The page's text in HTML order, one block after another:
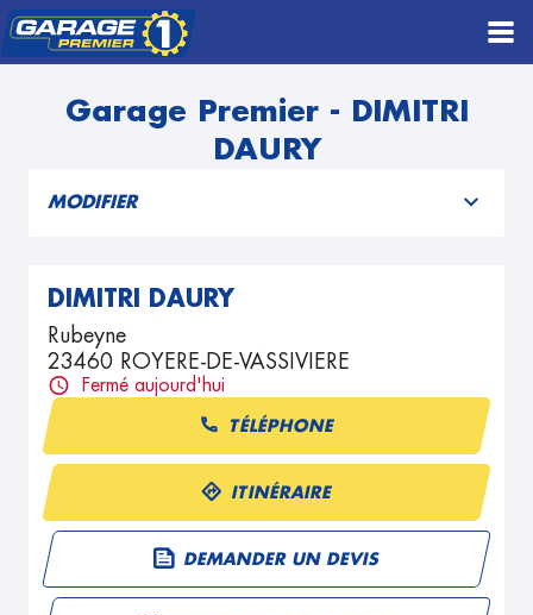
Garage Premier - DIMITRI
DAURY
MODIFIER
DIMITRI DAURY
Rubeyne
23460 ROYERE-DE-VASSIVIERE
Fermé aujourd'hui
TÉLÉPHONE
ITINÉRAIRE
DEMANDER UN DEVIS